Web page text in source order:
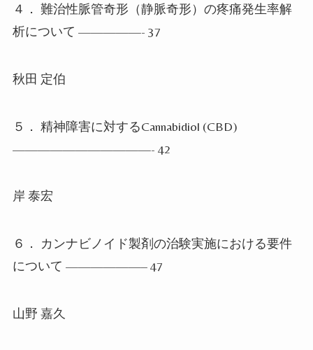
４． 難治性脈管奇形（静脈奇形）の疼痛発生率解
析について —————- 37
秋田 定伯
５． 精神障害に対するCannabidiol (CBD)
———————————- 42
岸 泰宏
６． カンナビノイド製剤の治験実施における要件
について ——————– 47
山野 嘉久